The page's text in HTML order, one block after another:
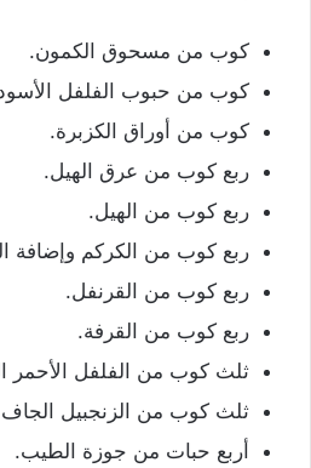
كوب من مسحوق الكمون.
كوب من حبوب الفلفل
كوب من أوراق الكزبرة.
ربع كوب من عرق الهيل.
ربع كوب من الهيل.
ربع كوب من الكركم وإضافة
ربع كوب من القرنفل.
ربع كوب من القرفة.
ثلث كوب من الفلفل الأحمر
ثلث كوب من الزنجبيل
أربع حبات من جوزة الطيب.